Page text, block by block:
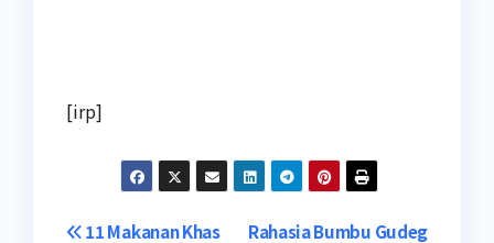
[irp]
Rahasia Bumbu Gudeg
11 Makanan Khas